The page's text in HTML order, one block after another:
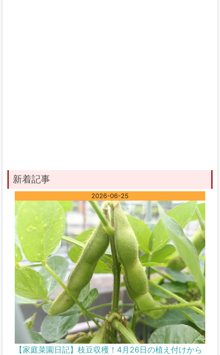
新着記事
2026-06-25
【家庭菜園日記】枝豆収穫！4月26日の植え付けから